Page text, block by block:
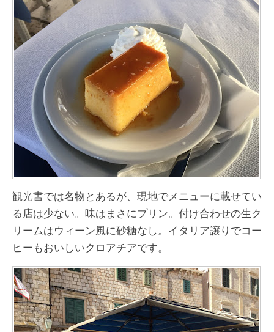
観光書では名物とあるが、現地でメニューに載せてい
る店は少ない。味はまさにプリン。付け合わせの生ク
リームはウィーン風に砂糖なし。イタリア譲りでコー
ヒーもおいしいクロアチアです。